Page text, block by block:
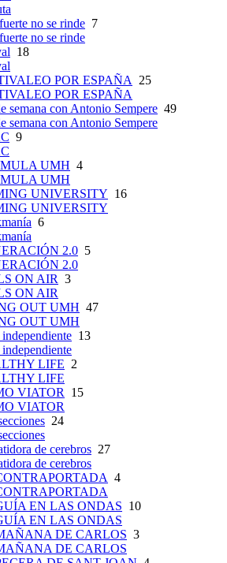
no se rinde 7
no se rinde
18
POR ESPAÑA
25
POR ESPAÑA
semana con Antonio Sempere 49
semana con Antonio Sempere
9
UMH 4
UMH
UNIVERSITY 16
UNIVERSITY
6
2.0 5
2.0
ON AIR 3
ON AIR
OUT UMH 47
OUT UMH
13
LIFE 2
LIFE
VIATOR
15
VIATOR
24
de cerebros 27
de cerebros
4
EN LAS ONDAS 10
EN LAS ONDAS
DE CARLOS 3
DE CARLOS